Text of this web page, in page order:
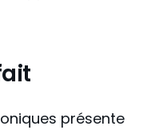
présente